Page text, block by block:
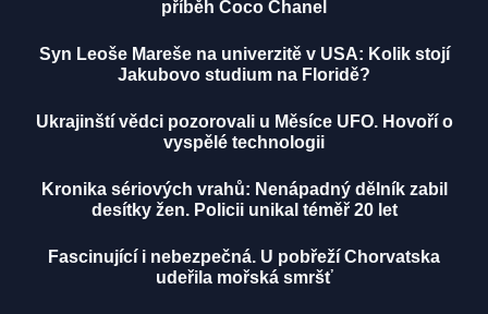
příběh Coco Chanel
Syn Leoše Mareše na univerzitě v USA: Kolik stojí
Jakubovo studium na Floridě?
Ukrajinští vědci pozorovali u Měsíce UFO. Hovoří o
vyspělé technologii
Kronika sériových vrahů: Nenápadný dělník zabil
desítky žen. Policii unikal téměř 20 let
Fascinující i nebezpečná. U pobřeží Chorvatska
udeřila mořská smršť